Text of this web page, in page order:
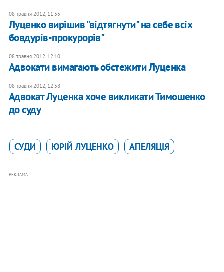
08 травня 2012, 11:55
Луценко вирішив "відтягнути" на себе всіх
бовдурів-прокурорів"
08 травня 2012, 12:10
Адвокати вимагають обстежити Луценка
08 травня 2012, 12:58
Адвокат Луценка хоче викликати Тимошенко
до суду
СУДИ ЮРІЙ ЛУЦЕНКО АПЕЛЯЦІЯ
РЕКЛАМА